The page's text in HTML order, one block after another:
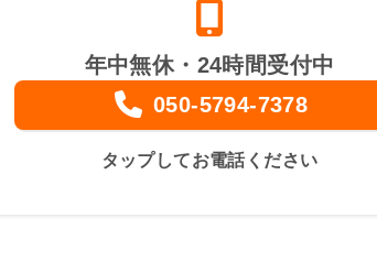
年中無休・24時間受付中
050-5794-7378
タップしてお電話ください